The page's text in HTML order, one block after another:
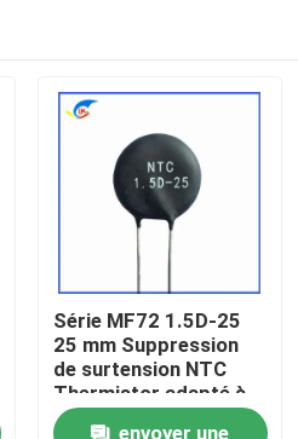
Série MF72 1.5D-25
25 mm Suppression
de surtension NTC
Thermistor adapté à
la commutation de
envoyer une